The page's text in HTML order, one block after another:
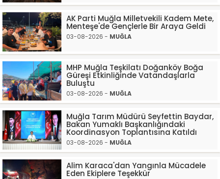
AK Parti Muğla Milletvekili Kadem Mete,
Menteşe'de Gençlerle Bir Araya Geldi
03-08-2026 - MUĞLA
MHP Muğla Teşkilatı Doğanköy Boğa
Güreşi Etkinliğinde Vatandaşlarla
Buluştu
03-08-2026 - MUĞLA
Muğla Tarım Müdürü Seyfettin Baydar,
Bakan Yumaklı Başkanlığındaki
Koordinasyon Toplantısına Katıldı
03-08-2026 - MUĞLA
Alim Karaca'dan Yangınla Mücadele
Eden Ekiplere Teşekkür